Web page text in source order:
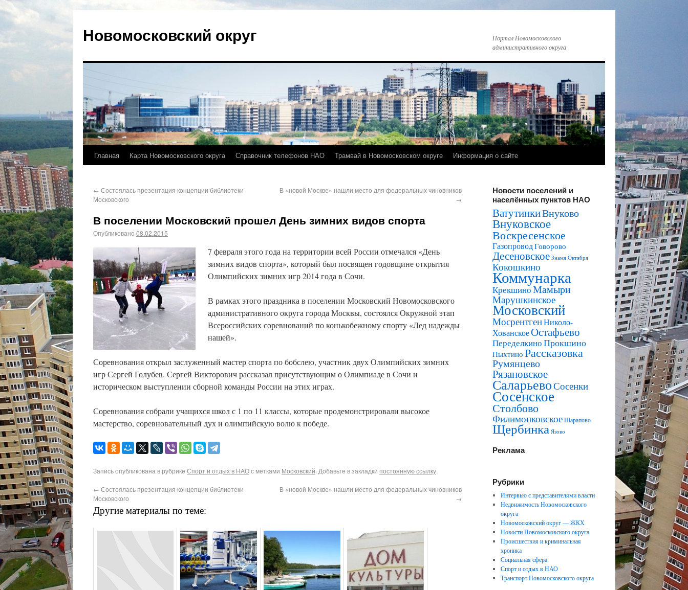
Новомосковский округ
Портал Новомосковского
административного округа
Главная Карта Новомосковского округа Справочник телефонов НАО Трамвай в Новомосковском округе Информация о сайте
← Состоялась презентация концепции библиотеки
Московского
В «новой Москве» нашли место для федеральных чиновников
→
В поселении Московский прошел День зимних видов спорта
Опубликовано 08.02.2015
7 февраля этого года на территории всей России отмечался «День
зимних видов спорта», который был посвящен годовщине открытия
Олимпийских зимних игр 2014 года в Сочи.
В рамках этого праздника в поселении Московский Новомосковского
административного округа города Москвы, состоялся Окружной этап
Всероссийских соревнований по конькобежному спорту «Лед надежды
нашей».
Соревнования открыл заслуженный мастер спорта по бобслею, участник двух Олимпийских зимних
игр Сергей Голубев. Сергей Викторович рассказал присутствующим о Олимпиаде в Сочи и
историческом выступлении сборной команды России на этих играх.
Соревнования собрали учащихся школ с 1 по 11 классы, которые продемонстрировали высокое
мастерство, соревновательный дух и олимпийскую волю к победе.
Запись опубликована в рубрике Спорт и отдых в НАОс метками Московский. Добавьте в закладки постоянную ссылку.
← Состоялась презентация концепции библиотеки
Московского
В «новой Москве» нашли место для федеральных чиновников
→
Другие материалы по теме:
Новости поселений и
населённых пунктов НАО
ВатутинкиВнуково
Внуковское
Воскресенское
ГазопроводГоворово
Десеновское Знамя Октября
Кокошкино
Коммунарка
КрекшиноМамыри
Марушкинское
Московский
МосрентгенНиколо-
ХованскоеОстафьево
ПеределкиноПрокшино
Пыхтино Рассказовка
Румянцево
Рязановское
СаларьевоСосенки
Сосенское
Столбово
ФилимонковскоеШарапово
Щербинка Язово
Реклама
Рубрики
Интервью с представителями власти
Недвижимость Новомосковского
округа
Новомосковский округ — ЖКХ
Новости Новомосковского округа
Происшествия и криминальная
хроника
Социальная сфера
Спорт и отдых в НАО
Транспорт Новомосковского округа